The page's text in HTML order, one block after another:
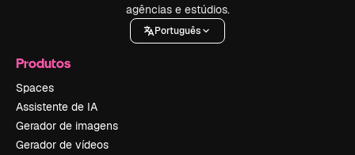
agências e estúdios.
Português
Produtos
Spaces
Assistente de IA
Gerador de imagens
Gerador de vídeos